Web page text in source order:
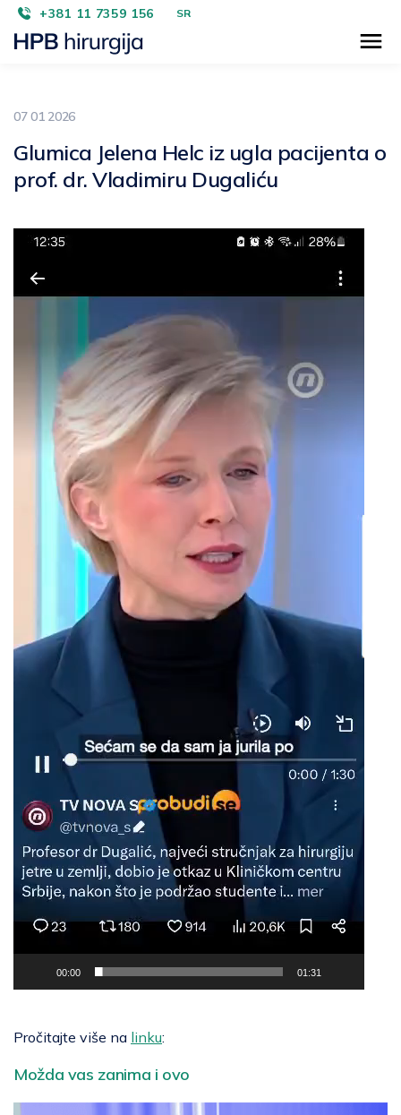
+381 11 7359 156 SR
07 01 2026
Glumica Jelena Helc iz ugla pacijenta o
prof. dr. Vladimiru Dugaliću
Прегледач
записа
00:00 01:31
Pročitajte više na linku:
Možda vas zanima i ovo